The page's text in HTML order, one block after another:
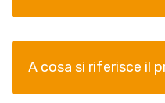
A cosa si riferisce il